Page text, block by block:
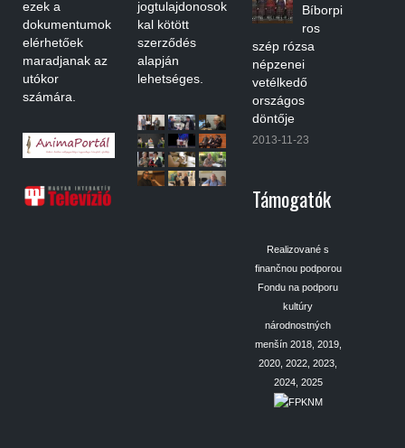
ezek a
dokumentumok
elérhetőek
maradjanak az
utókor
számára.
jogtulajdonosok
kal kötött
szerződés
alapján
lehetséges.
Bíborpi
ros
szép rózsa
népzenei
vetélkedő
országos
döntője
2013-11-23
Támogatók
Realizované s
finančnou podporou
Fondu na podporu
kultúry
národnostných
menšín 2018, 2019,
2020, 2022, 2023,
2024, 2025